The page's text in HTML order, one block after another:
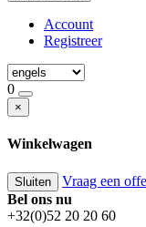
Account
Registreer
0
×
Winkelwagen
Sluiten Vraag een
Bel ons nu
+32(0)52 20 20 60